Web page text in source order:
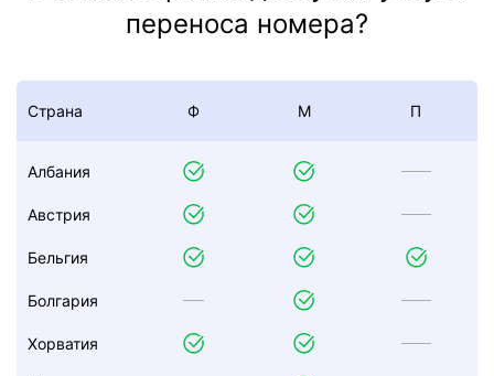
переноса номера?
Страна Ф М П
Албания
Австрия
Бельгия
Болгария
Хорватия